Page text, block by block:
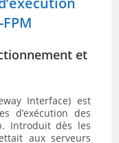
et
Interface) est
d’exécution des
Introduit dès les
aux serveurs